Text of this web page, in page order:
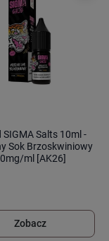
SIGMA Salts 10ml -
Sok Brzoskwiniowy
ml [AK26]
Zobacz